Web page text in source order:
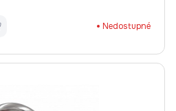
Nedostupné